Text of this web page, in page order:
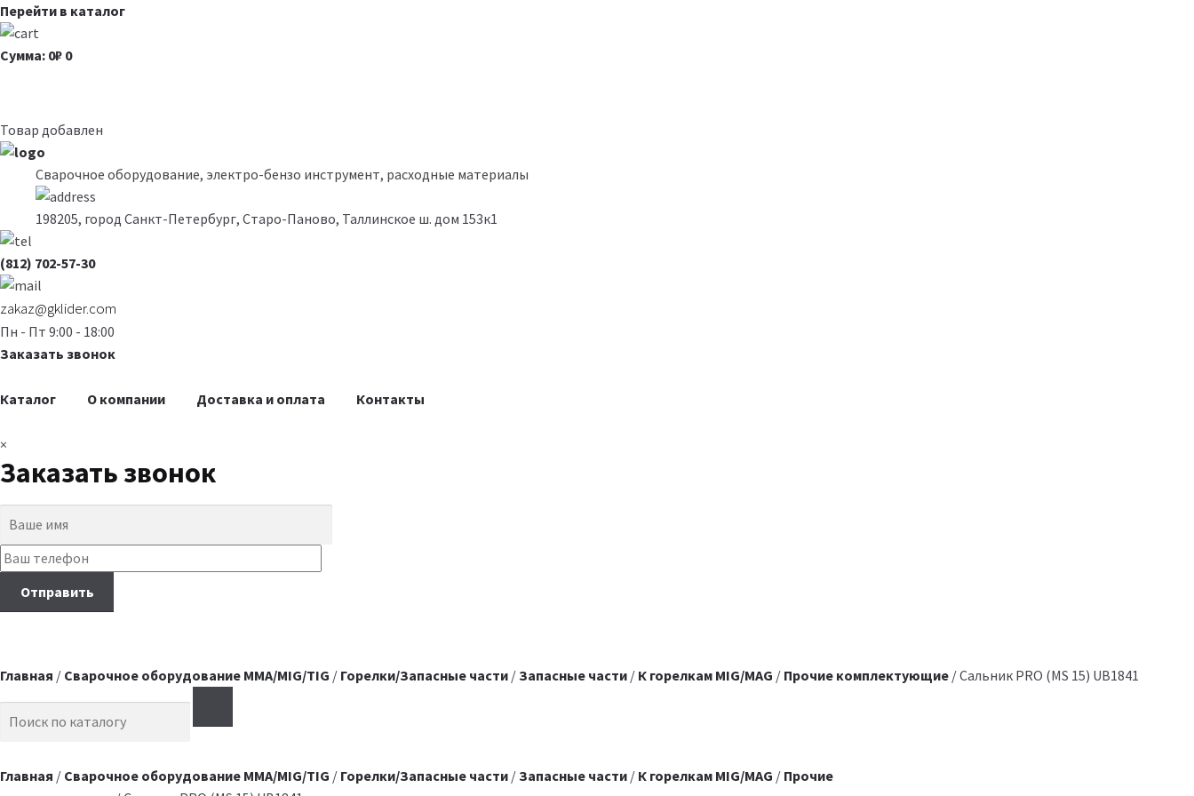
Перейти в каталог
Сумма: 0₽ 0
Товар добавлен
Сварочное оборудование, электро-бензо инструмент, расходные материалы
198205, город Санкт-Петербург, Старо-Паново, Таллинское ш. дом 153к1
(812) 702-57-30
zakaz@gklider.com
Пн - Пт 9:00 - 18:00
Заказать звонок
Каталог О компании Доставка и оплата Контакты
×
Заказать звонок
Главная / Сварочное оборудование MMA/MIG/TIG / Горелки/Запасные части / Запасные части / К горелкам MIG/MAG / Прочие комплектующие / Сальник PRO (MS 15) UB1841
Search for:
Главная / Сварочное оборудование MMA/MIG/TIG / Горелки/Запасные части / Запасные части / К горелкам MIG/MAG / Прочие